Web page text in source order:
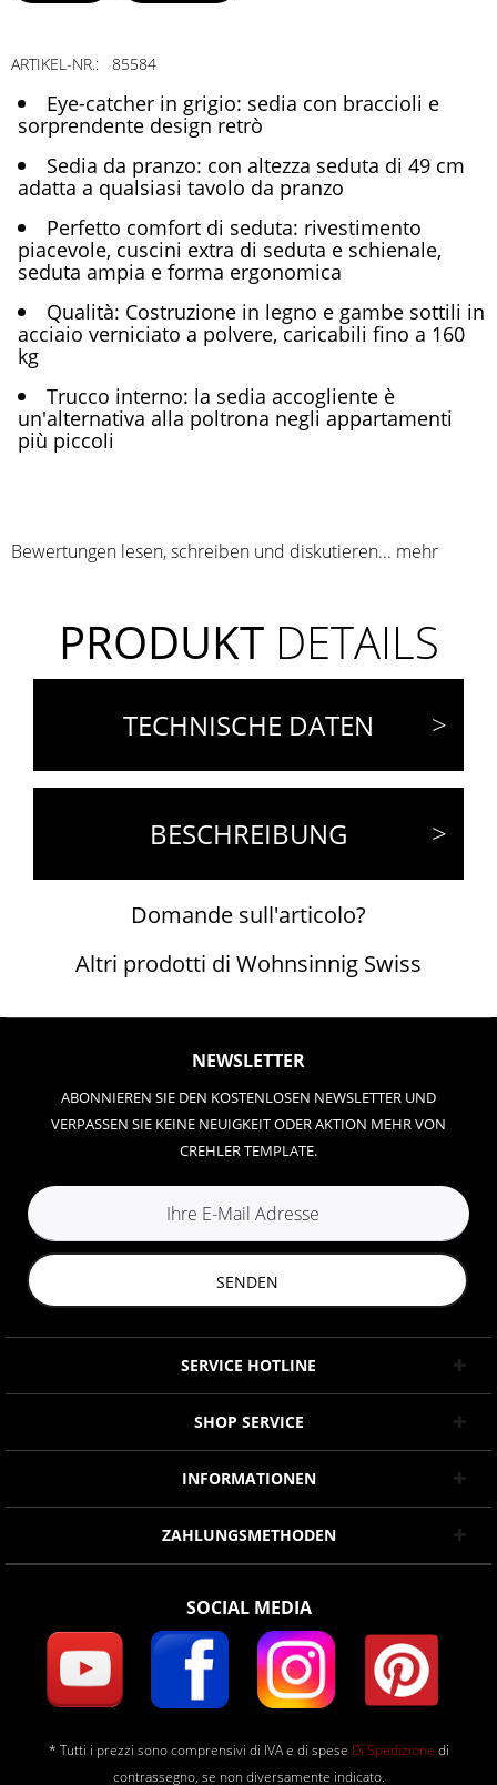
ARTIKEL-NR.: 85584
Eye-catcher in grigio: sedia con braccioli e
sorprendente design retrò
Sedia da pranzo: con altezza seduta di 49 cm
adatta a qualsiasi tavolo da pranzo
Perfetto comfort di seduta: rivestimento
piacevole, cuscini extra di seduta e schienale,
seduta ampia e forma ergonomica
Qualità: Costruzione in legno e gambe sottili in
acciaio verniciato a polvere, caricabili fino a 160
kg
Trucco interno: la sedia accogliente è
un'alternativa alla poltrona negli appartamenti
più piccoli
Bewertungen lesen, schreiben und diskutieren... mehr
PRODUKTDETAILS
TECHNISCHE DATEN
BESCHREIBUNG
Domande sull'articolo?
Altri prodotti di Wohnsinnig Swiss
NEWSLETTER
ABONNIEREN SIE DEN KOSTENLOSEN NEWSLETTER UND
VERPASSEN SIE KEINE NEUIGKEIT ODER AKTION MEHR VON
CREHLER TEMPLATE.
SENDEN
SERVICE HOTLINE
SHOP SERVICE
INFORMATIONEN
ZAHLUNGSMETHODEN
SOCIAL MEDIA
* Tutti i prezzi sono comprensivi di IVA e di spese Di Spedizione di
contrassegno, se non diversamente indicato.